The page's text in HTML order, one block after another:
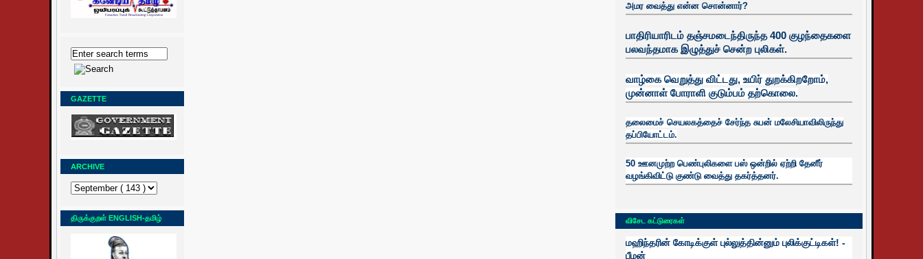
GAZETTE
ARCHIVE
திருக்குறள் ENGLISH-தமிழ்
அமர வைத்து என்ன சொன்னார்?
பாதிரியாரிடம் தஞ்சமடைந்திருந்த 400 குழந்தைகளை
பலவந்தமாக இழுத்துச் சென்ற புலிகள்.
வாழ்கை வெறுத்து விட்டது, உயிர் துறக்கிறறோம்,
முன்னாள் போராளி குடும்பம் தற்கொலை.
தலைமைச் செயலகத்தைச் சேர்ந்த சுபன் மலேசியாவிலிருந்து
தப்பியோட்டம்.
50 ஊனமுற்ற பெண்புலிகளை பஸ் ஒன்றில் ஏற்றி தேனீர்
வழங்கிவிட்டு குண்டு வைத்து தகர்த்தனர்.
விசேட கட்டுரைகள்
மஹிந்தரின் கோடிக்குள் புல்லுத்தின்னும் புலிக்குட்டிகள்! -
பீமன்